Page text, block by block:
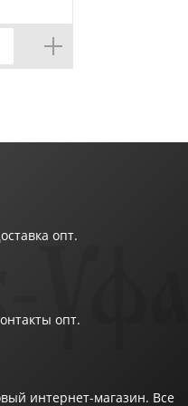
опт.
опт.
интернет-магазин. Все